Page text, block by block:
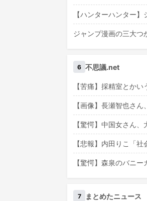
【ハンターハンター
ジャンプ漫画の三大つ
6 不思議.net
【苦痛】採精室とか
【画像】長瀬智也さ
【驚愕】中国女さん
【悲報】内田りこ「
【驚愕】森泉のバニ
7 まとめたニュース